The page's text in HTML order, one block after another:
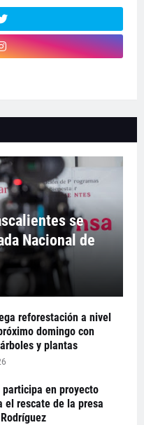
se
Nacional de
reforestación a nivel
domingo con
y plantas
en proyecto
el rescate de la presa